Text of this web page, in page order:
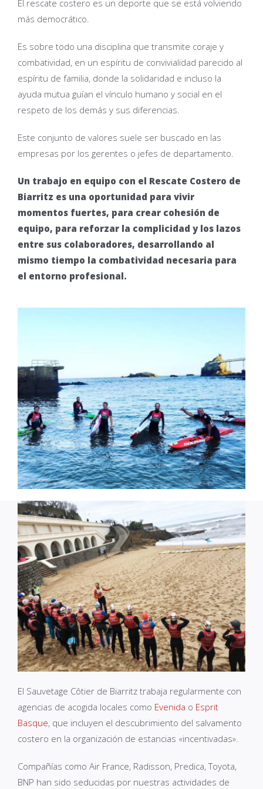
El rescate costero es un deporte que se está volviendo
más democrático.
Es sobre todo una disciplina que transmite coraje y
combatividad, en un espíritu de convivialidad parecido al
espíritu de familia, donde la solidaridad e incluso la
ayuda mutua guían el vínculo humano y social en el
respeto de los demás y sus diferencias.
Este conjunto de valores suele ser buscado en las
empresas por los gerentes o jefes de departamento.
Un trabajo en equipo con el Rescate Costero de
Biarritz es una oportunidad para vivir
momentos fuertes, para crear cohesión de
equipo, para reforzar la complicidad y los lazos
entre sus colaboradores, desarrollando al
mismo tiempo la combatividad necesaria para
el entorno profesional.
El Sauvetage Côtier de Biarritz trabaja regularmente con
agencias de acogida locales como Evenida o Esprit
Basque, que incluyen el descubrimiento del salvamento
costero en la organización de estancias «incentivadas».
Compañías como Air France, Radisson, Predica, Toyota,
BNP han sido seducidas por nuestras actividades de